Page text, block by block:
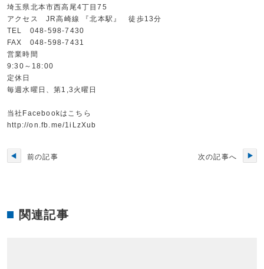
埼玉県北本市西高尾4丁目75
アクセス JR高崎線 『北本駅』 徒歩13分
TEL 048-598-7430
FAX 048-598-7431
営業時間
9:30～18:00
定休日
毎週水曜日、第1,3火曜日
当社Facebookはこちら
http://on.fb.me/1iLzXub
前の記事 次の記事へ
関連記事